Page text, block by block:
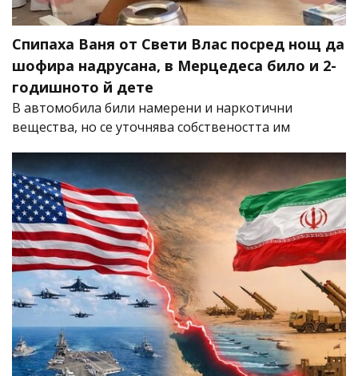
Спипаха Ваня от Свети Влас посред нощ да
шофира надрусана, в Мерцедеса било и 2-
годишното й дете
В автомобила били намерени и наркотични
вещества, но се уточнява собствеността им